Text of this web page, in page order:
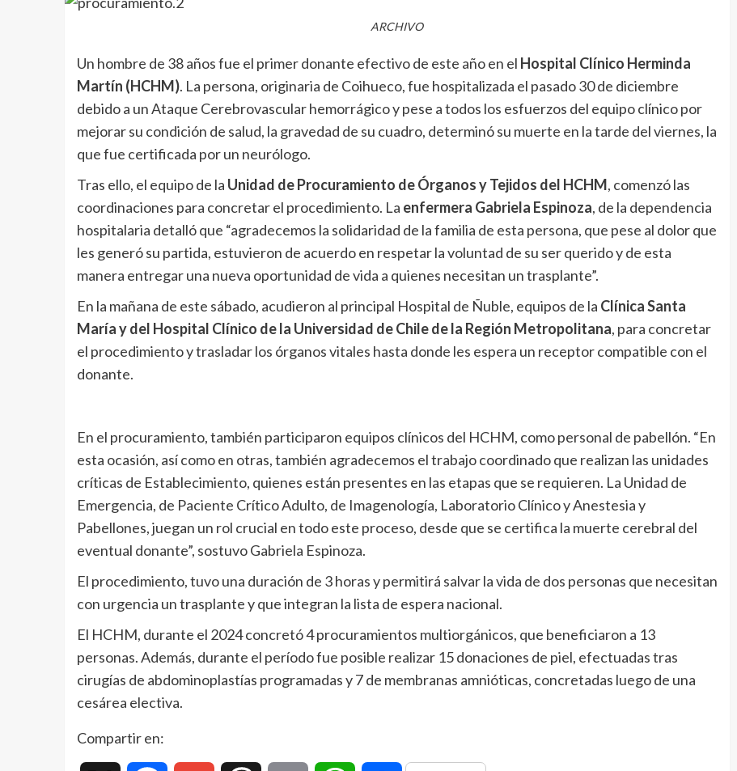
ARCHIVO
Un hombre de 38 años fue el primer donante efectivo de este año en el Hospital Clínico Herminda
Martín (HCHM). La persona, originaria de Coihueco, fue hospitalizada el pasado 30 de diciembre
debido a un Ataque Cerebrovascular hemorrágico y pese a todos los esfuerzos del equipo clínico por
mejorar su condición de salud, la gravedad de su cuadro, determinó su muerte en la tarde del viernes, la
que fue certificada por un neurólogo.
Tras ello, el equipo de la Unidad de Procuramiento de Órganos y Tejidos del HCHM, comenzó las
coordinaciones para concretar el procedimiento. La enfermera Gabriela Espinoza, de la dependencia
hospitalaria detalló que “agradecemos la solidaridad de la familia de esta persona, que pese al dolor que
les generó su partida, estuvieron de acuerdo en respetar la voluntad de su ser querido y de esta
manera entregar una nueva oportunidad de vida a quienes necesitan un trasplante”.
En la mañana de este sábado, acudieron al principal Hospital de Ñuble, equipos de la Clínica Santa
María y del Hospital Clínico de la Universidad de Chile de la Región Metropolitana, para concretar
el procedimiento y trasladar los órganos vitales hasta donde les espera un receptor compatible con el
donante.
En el procuramiento, también participaron equipos clínicos del HCHM, como personal de pabellón. “En
esta ocasión, así como en otras, también agradecemos el trabajo coordinado que realizan las unidades
críticas de Establecimiento, quienes están presentes en las etapas que se requieren. La Unidad de
Emergencia, de Paciente Crítico Adulto, de Imagenología, Laboratorio Clínico y Anestesia y
Pabellones, juegan un rol crucial en todo este proceso, desde que se certifica la muerte cerebral del
eventual donante”, sostuvo Gabriela Espinoza.
El procedimiento, tuvo una duración de 3 horas y permitirá salvar la vida de dos personas que necesitan
con urgencia un trasplante y que integran la lista de espera nacional.
El HCHM, durante el 2024 concretó 4 procuramientos multiorgánicos, que beneficiaron a 13
personas. Además, durante el período fue posible realizar 15 donaciones de piel, efectuadas tras
cirugías de abdominoplastías programadas y 7 de membranas amnióticas, concretadas luego de una
cesárea electiva.
Compartir en: